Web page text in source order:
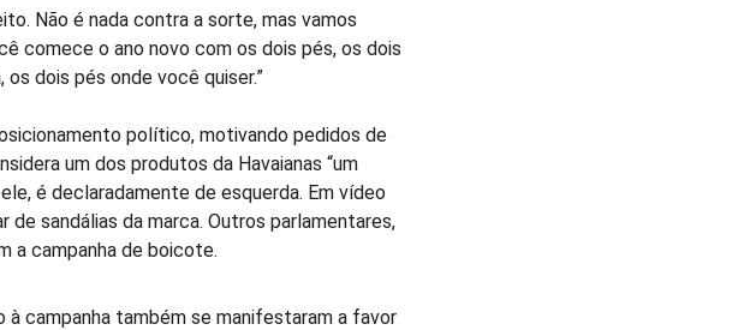
Não é nada contra a sorte, mas vamos
comece o ano novo com os dois pés, os dois
dois pés onde você quiser.”
político, motivando pedidos de
um dos produtos da Havaianas “um
é declaradamente de esquerda. Em vídeo
sandálias da marca. Outros parlamentares,
a campanha de boicote.
campanha também se manifestaram a favor